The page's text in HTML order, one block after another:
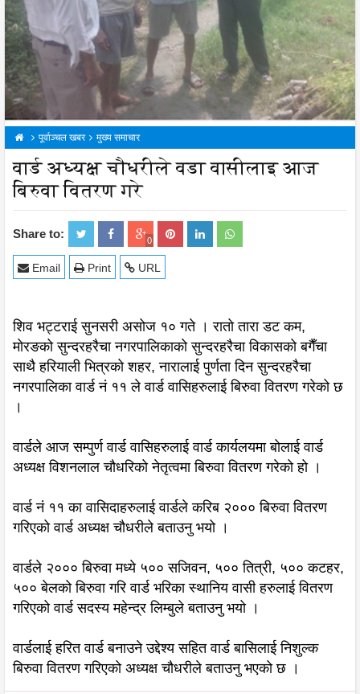
पूर्वाञ्चल खबर मुख्य समाचार
वार्ड अध्यक्ष चौधरीले वडा वासीलाइ आज
बिरुवा वितरण गरे
Share to: 0
URL
Print
Email
शिव भट्टराई सुनसरी असोज १० गते । रातो तारा डट कम,
मोरङको सुन्दरहरैचा नगरपालिकाको सुन्दरहरैचा विकासको बगैँचा
साथै हरियाली भित्रको शहर, नारालाई पुर्णता दिन सुन्दरहरैचा
नगरपालिका वार्ड नं ११ ले वार्ड वासिहरुलाई बिरुवा वितरण गरेको छ
।
वार्डले आज सम्पुर्ण वार्ड वासिहरुलाई वार्ड कार्यलयमा बोलाई वार्ड
अध्यक्ष विशनलाल चौधरिको नेतृत्वमा बिरुवा वितरण गरेको हो ।
वार्ड नं ११ का वासिदाहरुलाई वार्डले करिब २००० बिरुवा वितरण
गरिएको वार्ड अध्यक्ष चौधरीले बताउनु भयो ।
वार्डले २००० बिरुवा मध्ये ५०० सजिवन, ५०० तित्री, ५०० कटहर,
५०० बेलको बिरुवा गरि वार्ड भरिका स्थानिय वासी हरुलाई वितरण
गरिएको वार्ड सदस्य महेन्द्र लिम्बुले बताउनु भयो ।
वार्डलाई हरित वार्ड बनाउने उद्देश्य सहित वार्ड बासिलाई निशुल्क
बिरुवा वितरण गरिएको अध्यक्ष चौधरीले बताउनु भएको छ ।